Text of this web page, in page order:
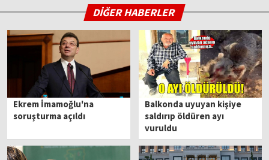
DİĞER HABERLER
Ekrem İmamoğlu'na
soruşturma açıldı
Balkonda uyuyan kişiye
saldırıp öldüren ayı
vuruldu